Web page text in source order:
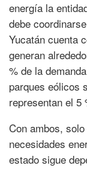
energía la
debe
Yucatán cuenta
generan
% de la
parques eólicos
representan el 5
Con ambos,
necesidades
estado sigue